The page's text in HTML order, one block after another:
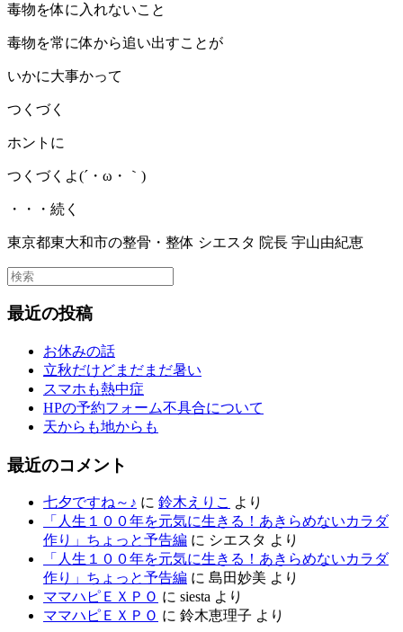
毒物を体に入れないこと
毒物を常に体から追い出すことが
いかに大事かって
つくづく
ホントに
つくづくよ(´・ω・｀)
・・・続く
東京都東大和市の整骨・整体 シエスタ 院長 宇山由紀恵
最近の投稿
お休みの話
立秋だけどまだまだ暑い
スマホも熱中症
HPの予約フォーム不具合について
天からも地からも
最近のコメント
七夕ですね～♪ に 鈴木えりこ より
「人生１００年を元気に生きる！あきらめないカラダ
作り」ちょっと予告編 に シエスタ より
「人生１００年を元気に生きる！あきらめないカラダ
作り」ちょっと予告編 に 島田妙美 より
ママハピＥＸＰＯ に siesta より
ママハピＥＸＰＯ に 鈴木恵理子 より